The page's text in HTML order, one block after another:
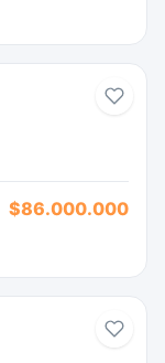
$86.000.000